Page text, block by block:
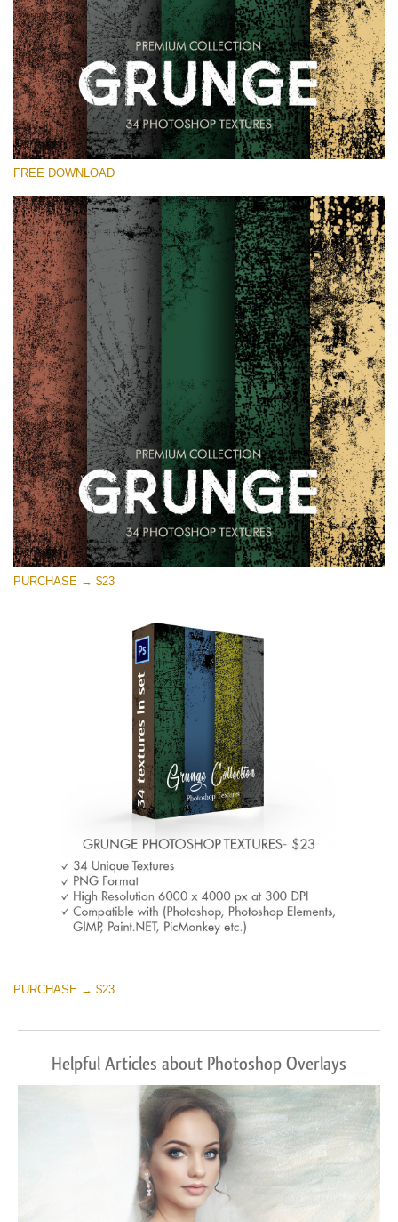
Si prega di Selezionare
Free Photoshop Overlay
Small 800*533px
Grunge Effect
(30 Overlays)
Entire Collection
(1783 Overlays)
Large 6000*4000px
Download Gratuito
FREE DOWNLOAD
PURCHASE → $23
PURCHASE → $23
Helpful Articles about Photoshop Overlays